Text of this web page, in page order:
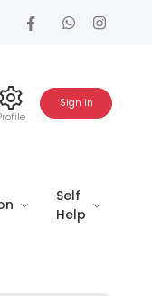
Sign in
Self
Help